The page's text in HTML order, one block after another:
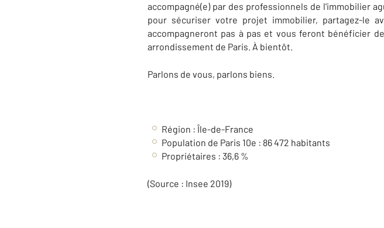
accompagné(e) par des professionnels de l'immobilier
pour sécuriser votre projet immobilier, partagez-le
accompagneront pas à pas et vous feront bénéficier
arrondissement de Paris. À bientôt.
Parlons de vous, parlons biens.
Région : Île-de-France
Population de Paris 10e : 86 472 habitants
Propriétaires : 36,6 %
(Source : Insee 2019)